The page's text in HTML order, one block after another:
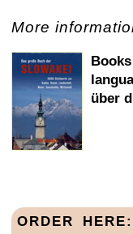
More
über
ORDER HERE: